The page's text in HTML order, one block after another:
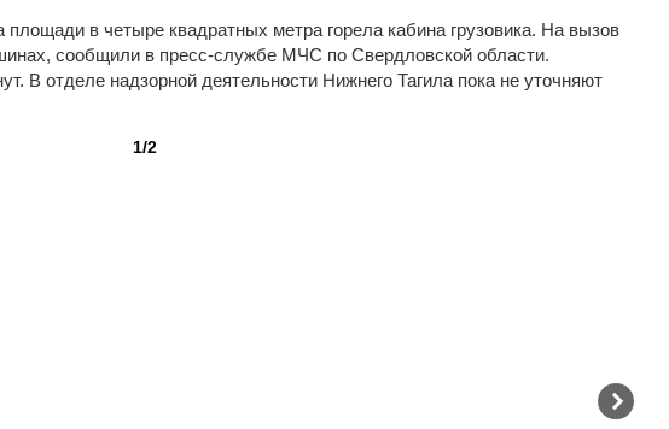
в четыре квадратных метра горела кабина грузовика. На вызов
сообщили в пресс-службе МЧС по Свердловской области.
В отделе надзорной деятельности Нижнего Тагила пока не уточняют
1/2